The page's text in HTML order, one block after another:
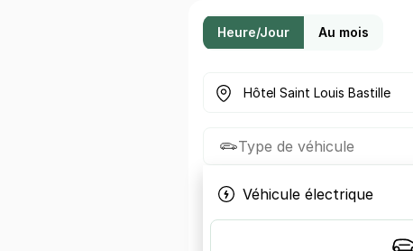
Heure/Jour Au mois
Où cherchez-vous un parking ?
Type de véhicule
Véhicule électrique